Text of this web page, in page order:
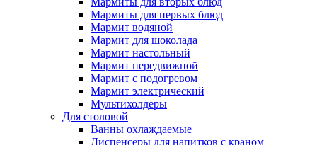
Мармиты для первых блюд
Мармит водяной
Мармит для шоколада
Мармит настольный
Мармит передвижной
Мармит с подогревом
Мармит электрический
Мультихолдеры
Для столовой
Ванны охлаждаемые
Диспенсеры для напитков с краном